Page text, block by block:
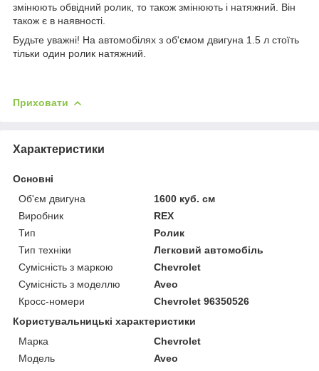
змінюють обвідний ролик, то також змінюють і натяжний. Він
також є в наявності.
Будьте уважні! На автомобілях з об'ємом двигуна 1.5 л стоїть
тільки один ролик натяжний.
Приховати
Характеристики
Основні
Об'єм двигуна
1600 куб. см
Виробник
REX
Тип
Ролик
Тип техніки
Легковий автомобіль
Сумісність з маркою
Chevrolet
Сумісність з моделлю
Aveo
Кросс-номери
Chevrolet 96350526
Користувальницькі характеристики
Марка
Chevrolet
Модель
Aveo